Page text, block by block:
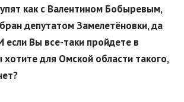
как с Валентином Бобыревым,
депутатом Замелетёновки, да
если Вы все-таки пройдете в
для Омской области такого,